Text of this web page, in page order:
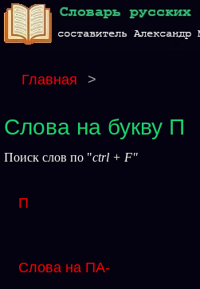
Главная >
Слова на букву П
Поиск слов по "ctrl + F"
П
Слова на ПА-